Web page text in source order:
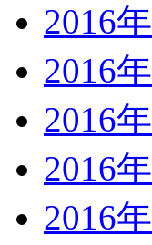
2016
2016
2016
2016
2016